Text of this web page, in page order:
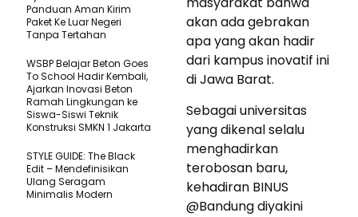
akan ada gebrakan
apa yang akan hadir
dari kampus inovatif ini
di Jawa Barat.
Sebagai universitas
yang dikenal selalu
menghadirkan
terobosan baru,
kehadiran BINUS
@Bandung diyakini
Panduan Aman Kirim
Paket Ke Luar Negeri
Tanpa Tertahan
WSBP Belajar Beton Goes
To School Hadir Kembali,
Ajarkan Inovasi Beton
Ramah Lingkungan ke
Siswa-Siswi Teknik
Konstruksi SMKN 1 Jakarta
STYLE GUIDE: The Black
Edit – Mendefinisikan
Ulang Seragam
Minimalis Modern